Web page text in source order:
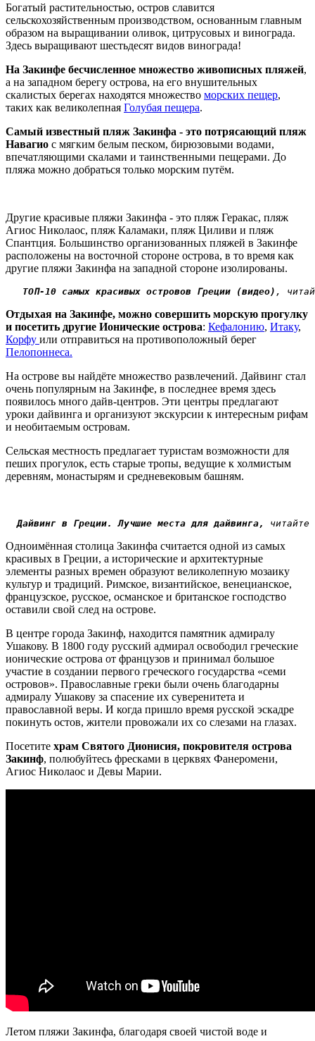
Богатый растительностью, остров славится
сельскохозяйственным производством, основанным главным
образом на выращивании оливок, цитрусовых и винограда.
Здесь выращивают шестьдесят видов винограда!
На Закинфе бесчисленное множество живописных пляжей,
а на западном берегу острова, на его внушительных
скалистых берегах находятся множество морских пещер,
таких как великолепная Голубая пещера.
Самый известный пляж Закинфа - это потрясающий пляж
Навагио с мягким белым песком, бирюзовыми водами,
впечатляющими скалами и таинственными пещерами. До
пляжа можно добраться только морским путём.
Другие красивые пляжи Закинфа - это пляж Геракас, пляж
Агиос Николаос, пляж Каламаки, пляж Циливи и пляж
Спантция. Большинство организованных пляжей в Закинфе
расположены на восточной стороне острова, в то время как
другие пляжи Закинфа на западной стороне изолированы.
ТОП-10 самых красивых островов Греции (видео) ,
Отдыхая на Закинфе, можно совершить морскую прогулку
и посетить другие Ионические острова: Кефалонию, Итаку,
Корфу или отправиться на противоположный берег
Пелопоннеса.
На острове вы найдёте множество развлечений. Дайвинг стал
очень популярным на Закинфе, в последнее время здесь
появилось много дайв-центров. Эти центры предлагают
уроки дайвинга и организуют экскурсии к интересным рифам
и необитаемым островам.
Сельская местность предлагает туристам возможности для
пеших прогулок, есть старые тропы, ведущие к холмистым
деревням, монастырям и средневековым башням.
Дайвинг в Греции. Лучшие места для дайвинга, читайте
Одноимённая столица Закинфа считается одной из самых
красивых в Греции, а исторические и архитектурные
элементы разных времен образуют великолепную мозаику
культур и традиций. Римское, византийское, венецианское,
французское, русское, османское и британское господство
оставили свой след на острове.
В центре города Закинф, находится памятник адмиралу
Ушакову. В 1800 году русский адмирал освободил греческие
ионические острова от французов и принимал большое
участие в создании первого греческого государства «семи
островов». Православные греки были очень благодарны
адмиралу Ушакову за спасение их суверенитета и
православной веры. И когда пришло время русской эскадре
покинуть остов, жители провожали их со слезами на глазах.
Посетите храм Святого Дионисия, покровителя острова
Закинф, полюбуйтесь фресками в церквях Фанеромени,
Агиос Николаос и Девы Марии.
Летом пляжи Закинфа, благодаря своей чистой воде и